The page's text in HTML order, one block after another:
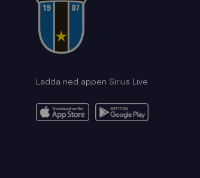
Ladda ned appen Sirius Live